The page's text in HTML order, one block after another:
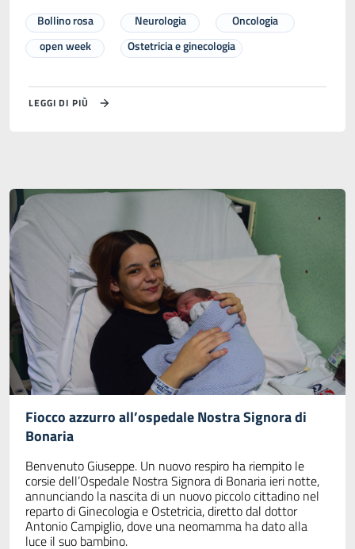
Bollino rosa Neurologia
Oncologia
open week
Ostetricia e ginecologia
LEGGI DI PIÙ
Fiocco azzurro all’ospedale Nostra Signora di
Bonaria
Benvenuto Giuseppe. Un nuovo respiro ha riempito le
corsie dell’Ospedale Nostra Signora di Bonaria ieri notte,
annunciando la nascita di un nuovo piccolo cittadino nel
reparto di Ginecologia e Ostetricia, diretto dal dottor
Antonio Campiglio, dove una neomamma ha dato alla
luce il suo bambino.